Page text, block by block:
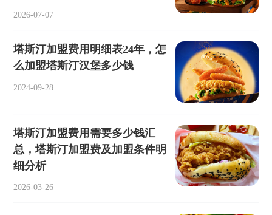
2026-07-07
塔斯汀加盟费用明细表24年，怎
么加盟塔斯汀汉堡多少钱
2024-09-28
塔斯汀加盟费用需要多少钱汇
总，塔斯汀加盟费及加盟条件明
细分析
2026-03-26